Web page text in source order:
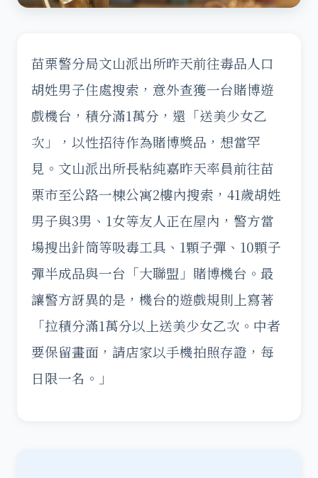
苗栗警分局文山派出所昨天前往毒品人口
胡姓男子住處搜索，意外查獲一台賭博遊
戲機台，積分滿1萬分，還「送美少女乙
次」，以性招待作為賭博獎品，想當罕
見。文山派出所長粘純嘉昨天率員前往苗
栗市至公路一棟公寓2樓內搜索，41歲胡姓
男子與3男、1女等友人正在屋內，警方當
場搜出針筒等吸毒工具、1顆子彈、10顆子
彈半成品與一台「大聯盟」賭博機台。最
讓警方訝異的是，機台的遊戲規則上寫著
「拉積分滿1萬分以上送美少女乙次。中者
要保留畫面，請店家以手機拍照存證，每
日限一名。」